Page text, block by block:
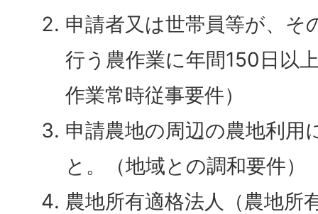
申請者又は世帯員等が、そ
行う農作業に年間150日以
作業常時従事要件）
申請農地の周辺の農地利用
と。（地域との調和要件）
農地所有適格法人（農地所